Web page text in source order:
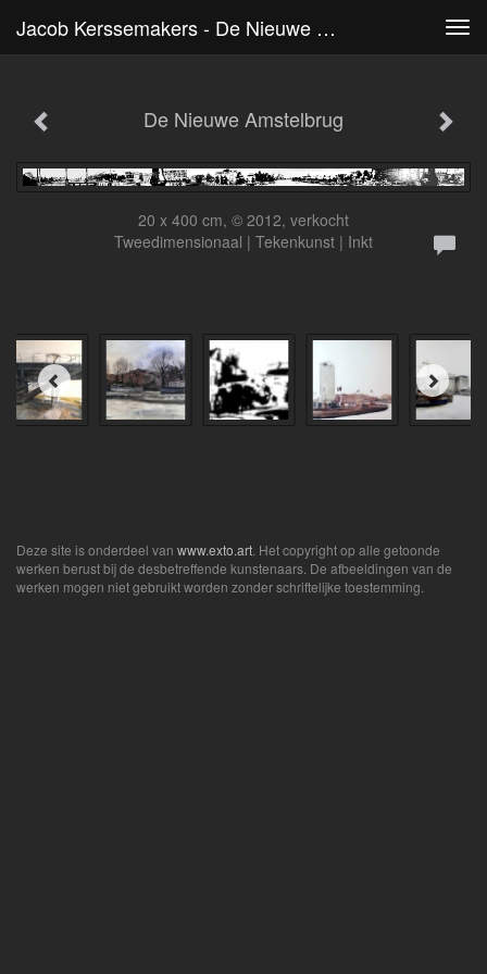
Jacob Kerssemakers - De Nieuwe Amstelbrug
De Nieuwe Amstelbrug
20 x 400 cm, © 2012, verkocht
Tweedimensionaal | Tekenkunst | Inkt
Deze site is onderdeel van www.exto.art. Het copyright op alle getoonde
werken berust bij de desbetreffende kunstenaars. De afbeeldingen van de
werken mogen niet gebruikt worden zonder schriftelijke toestemming.